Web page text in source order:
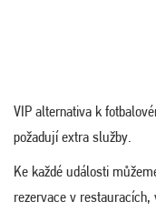
VIP alternativa k
požadují extra služby.
Ke každé události
rezervace v restauracích,